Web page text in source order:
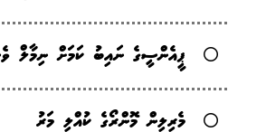
ޕީއެންސީގެ ނައިބު ކަމަށް ނިމާލް
މެރިލިން މޮންރޯގެ ކުއްލި މަރު